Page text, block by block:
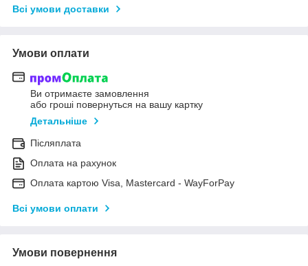
Всі умови доставки
Умови оплати
Ви отримаєте замовлення
або гроші повернуться на вашу картку
Детальніше
Післяплата
Оплата на рахунок
Оплата картою Visa, Mastercard - WayForPay
Всі умови оплати
Умови повернення